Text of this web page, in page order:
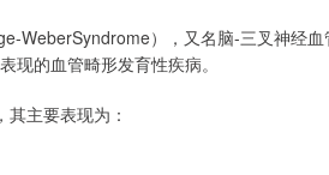
WeberSyndrome），又名脑-三叉神经血
现的血管畸形发育性疾病。
主要表现为：